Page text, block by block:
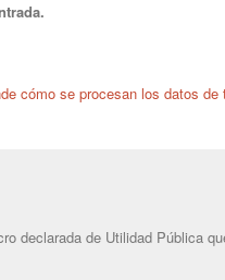
cómo se procesan los datos de
declarada de Utilidad Pública